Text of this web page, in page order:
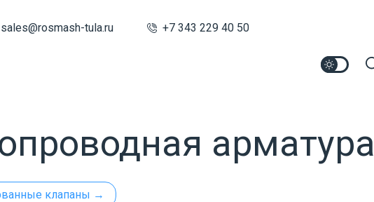
sales@rosmash-tula.ru +7 343 229 40 50
арматура
клапаны →